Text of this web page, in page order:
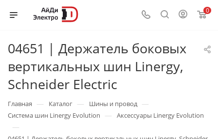
0
04651 | Держатель боковых
вертикальных шин Linergy,
Schneider Electric
Главная — Каталог — Шины и провод —
Система шин Linergy Evolution — Аксессуары Linergy Evolution
—